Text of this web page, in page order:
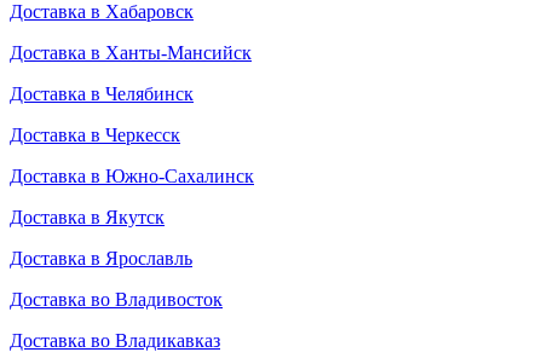
Доставка в Хабаровск
Доставка в Ханты-Мансийск
Доставка в Челябинск
Доставка в Черкесск
Доставка в Южно-Сахалинск
Доставка в Якутск
Доставка в Ярославль
Доставка во Владивосток
Доставка во Владикавказ